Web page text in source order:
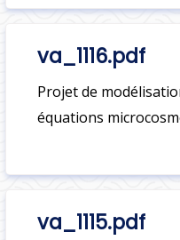
va_1116.pdf
Projet de
équations
va_1115.pdf